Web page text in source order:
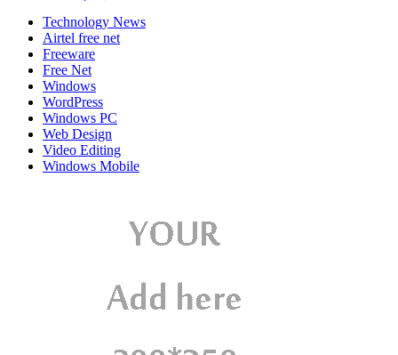
Technology News
Airtel free net
Freeware
Free Net
Windows
WordPress
Windows PC
Web Design
Video Editing
Windows Mobile